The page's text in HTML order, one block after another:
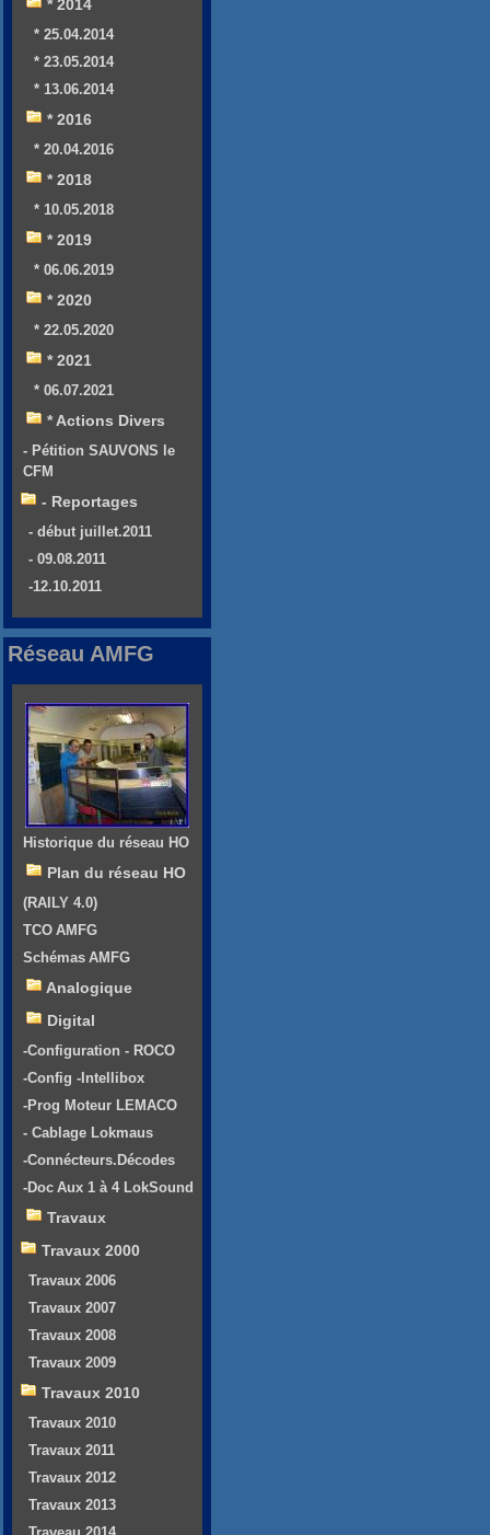
* 2014
* 25.04.2014
* 23.05.2014
* 13.06.2014
* 2016
* 20.04.2016
* 2018
* 10.05.2018
* 2019
* 06.06.2019
* 2020
* 22.05.2020
* 2021
* 06.07.2021
* Actions Divers
- Pétition SAUVONS le
CFM
- Reportages
- début juillet.2011
- 09.08.2011
-12.10.2011
Réseau AMFG
Historique du réseau HO
Plan du réseau HO
(RAILY 4.0)
TCO AMFG
Schémas AMFG
Analogique
Digital
-Configuration - ROCO
-Config -Intellibox
-Prog Moteur LEMACO
- Cablage Lokmaus
-Connécteurs.Décodes
-Doc Aux 1 à 4 LokSound
Travaux
Travaux 2000
Travaux 2006
Travaux 2007
Travaux 2008
Travaux 2009
Travaux 2010
Travaux 2010
Travaux 2011
Travaux 2012
Travaux 2013